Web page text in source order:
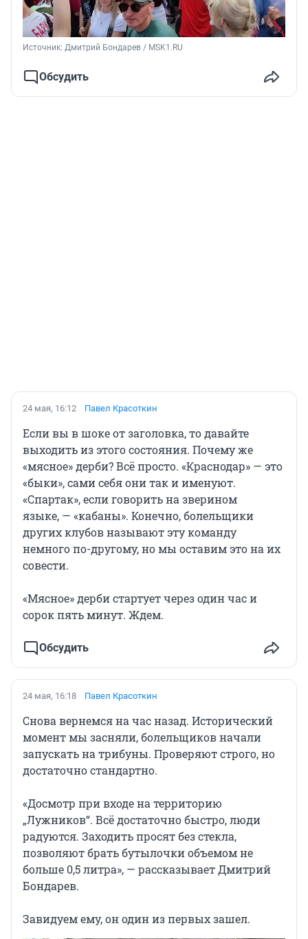
Источник: Дмитрий Бондарев / MSK1.RU
Обсудить
24 мая, 16:12 Павел Красоткин
Если вы в шоке от заголовка, то давайте
выходить из этого состояния. Почему же
«мясное» дерби? Всё просто. «Краснодар» — это
«быки», сами себя они так и именуют.
«Спартак», если говорить на зверином
языке, — «кабаны». Конечно, болельщики
других клубов называют эту команду
немного по-другому, но мы оставим это на их
совести.
«Мясное» дерби стартует через один час и
сорок пять минут. Ждем.
Обсудить
24 мая, 16:18 Павел Красоткин
Снова вернемся на час назад. Исторический
момент мы засняли, болельщиков начали
запускать на трибуны. Проверяют строго, но
достаточно стандартно.
«Досмотр при входе на территорию
„Лужников“. Всё достаточно быстро, люди
радуются. Заходить просят без стекла,
позволяют брать бутылочки объемом не
больше 0,5 литра», — рассказывает Дмитрий
Бондарев.
Завидуем ему, он один из первых зашел.